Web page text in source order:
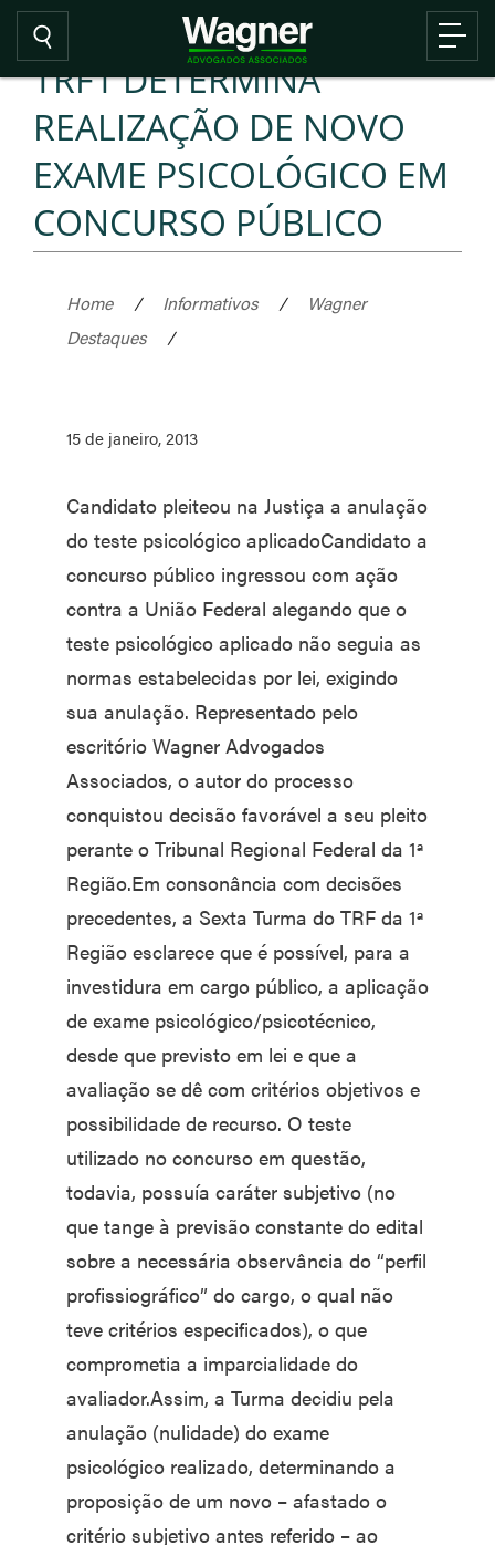
TRF1 DETERMINA
REALIZAÇÃO DE NOVO
EXAME PSICOLÓGICO EM
CONCURSO PÚBLICO
Home / Informativos /
Wagner
Destaques
/
15 de janeiro, 2013
Candidato pleiteou na Justiça a anulação
do teste psicológico aplicadoCandidato a
concurso público ingressou com ação
contra a União Federal alegando que o
teste psicológico aplicado não seguia as
normas estabelecidas por lei, exigindo
sua anulação. Representado pelo
escritório Wagner Advogados
Associados, o autor do processo
conquistou decisão favorável a seu pleito
perante o Tribunal Regional Federal da 1ª
Região.Em consonância com decisões
precedentes, a Sexta Turma do TRF da 1ª
Região esclarece que é possível, para a
investidura em cargo público, a aplicação
de exame psicológico/psicotécnico,
desde que previsto em lei e que a
avaliação se dê com critérios objetivos e
possibilidade de recurso. O teste
utilizado no concurso em questão,
todavia, possuía caráter subjetivo (no
que tange à previsão constante do edital
sobre a necessária observância do “perfil
profissiográfico” do cargo, o qual não
teve critérios especificados), o que
comprometia a imparcialidade do
avaliador.Assim, a Turma decidiu pela
anulação (nulidade) do exame
psicológico realizado, determinando a
proposição de um novo – afastado o
critério subjetivo antes referido – ao